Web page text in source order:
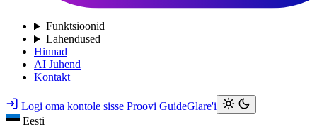
Funktsioonid
Lahendused
Hinnad
AI Juhend
Kontakt
Logi oma kontole sisse Proovi GuideGlare'i
Eesti